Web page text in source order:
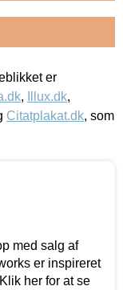
er
, Illux.dk,
Citatplakat.dk, som
med salg af
er inspireret
her for at se